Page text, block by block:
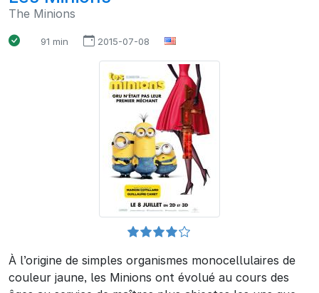
The Minions
91 min 2015-07-08
À l’origine de simples organismes monocellulaires de
couleur jaune, les Minions ont évolué au cours des